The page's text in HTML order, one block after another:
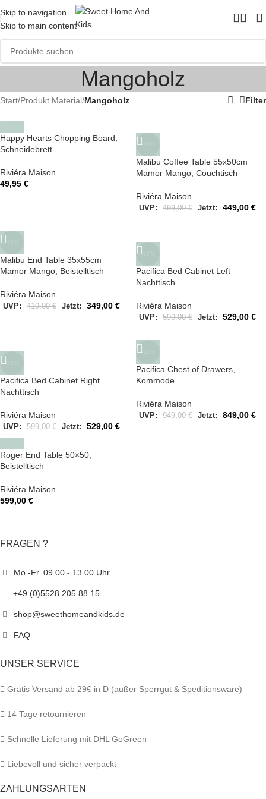
Skip to navigation
Skip to main content
Mangoholz
Start/Produkt Material/Mangoholz Filter
Happy Hearts Chopping Board,
Schneidebrett
Riviéra Maison
49,95 €
-10%
Malibu Coffee Table 55x50cm
Mamor Mango, Couchtisch
Riviéra Maison
UVP: 499,00€ Jetzt: 449,00 €
-17%
Malibu End Table 35x55cm
Mamor Mango, Beistelltisch
Riviéra Maison
UVP: 419,00€ Jetzt: 349,00 €
-12%
Pacifica Bed Cabinet Left
Nachttisch
Riviéra Maison
UVP: 599,00€ Jetzt: 529,00 €
-12%
Pacifica Bed Cabinet Right
Nachttisch
Riviéra Maison
UVP: 599,00€ Jetzt: 529,00 €
-11%
Pacifica Chest of Drawers,
Kommode
Riviéra Maison
UVP: 949,00€ Jetzt: 849,00 €
Roger End Table 50×50,
Beistelltisch
Riviéra Maison
599,00 €
FRAGEN ?
Mo.-Fr. 09.00 - 13.00 Uhr
+49 (0)5528 205 88 15
shop@sweethomeandkids.de
FAQ
UNSER SERVICE
Gratis Versand ab 29€ in D (außer Sperrgut & Speditionsware)
14 Tage retournieren
Schnelle Lieferung mit DHL GoGreen
Liebevoll und sicher verpackt
ZAHLUNGSARTEN